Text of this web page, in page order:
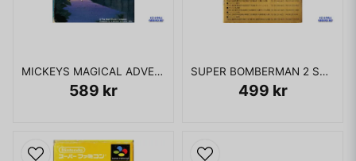
MICKEYS MAGICAL ADVENTURE SUPER FAMICOM
589 kr
SUPER BOMBERMAN 2 SUPER FAMICOM
499 kr